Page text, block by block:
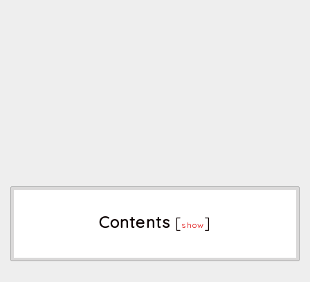
Contents [show]